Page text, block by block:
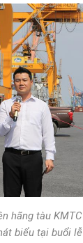
hãng tàu
biểu tại buổi lễ